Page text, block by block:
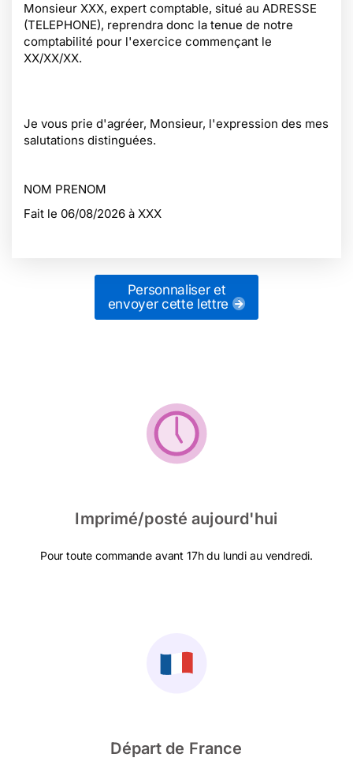
Monsieur XXX, expert comptable, situé au ADRESSE
(TELEPHONE), reprendra donc la tenue de notre
comptabilité pour l'exercice commençant le
XX/XX/XX.
Je vous prie d'agréer, Monsieur, l'expression des mes
salutations distinguées.
NOM PRENOM
Fait le 06/08/2026 à XXX
Personnaliser et
envoyer cette lettre
Imprimé/posté aujourd'hui
Pour toute commande avant 17h du lundi au vendredi.
Départ de France